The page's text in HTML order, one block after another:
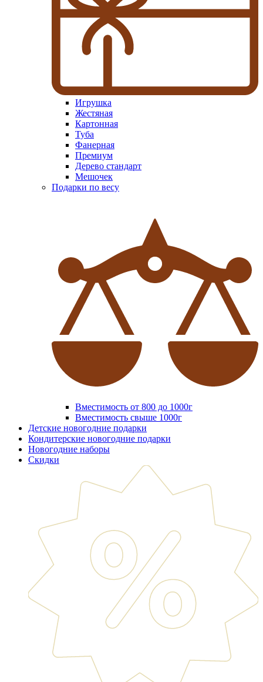
Игрушка
Жестяная
Картонная
Туба
Фанерная
Премиум
Дерево стандарт
Мешочек
Подарки по весу
Вместимость от 800 до 1000г
Вместимость свыше 1000г
Детские новогодние подарки
Кондитерские новогодние подарки
Новогодние наборы
Скидки